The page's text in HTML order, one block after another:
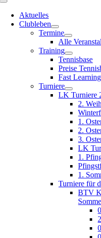
Toggle
NavigationAktuelles
Clubleben
Termine
Alle
Training
Tennisbase
Preise
Fast Learning
Turniere
LK Turniere
2.
1.
2.
3.
LK
1.
1.
Turniere für
BTV